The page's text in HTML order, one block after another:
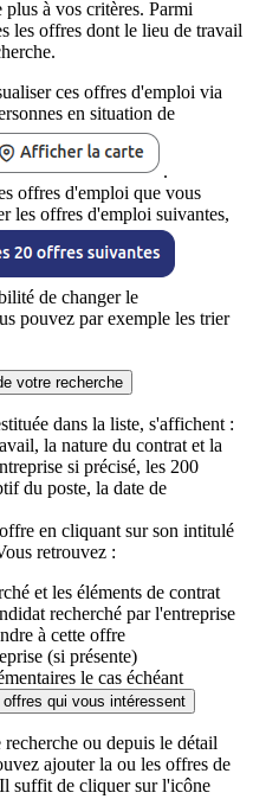
à vos critères. Parmi
les offres dont le lieu de travail
ces offres d'emploi via
en situation de
.
offres d'emploi que vous
les offres d'emploi suivantes,
de changer le
pouvez par exemple les trier
votre recherche
dans la liste, s'affichent :
la nature du contrat et la
si précisé, les 200
du poste, la date de
en cliquant sur son intitulé
retrouvez :
et les éléments de contrat
recherché par l'entreprise
à cette offre
(si présente)
le cas échéant
qui vous intéressent
ou depuis le détail
ajouter la ou les offres de
suffit de cliquer sur l'icône